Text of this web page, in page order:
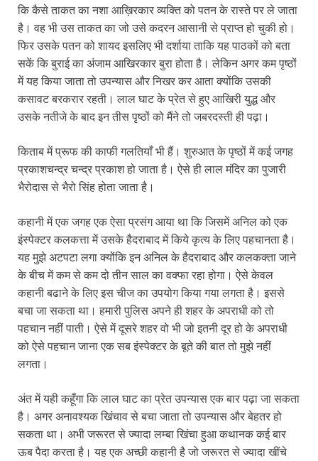
कि कैसे ताकत का नशा आख़िरकार व्यक्ति को पतन के रास्ते पर ले जाता
है। वह भी उस ताकत का जो उसे कदरन आसानी से प्राप्त हो चुकी हो।
फिर उसके पतन को शायद इसलिए भी दर्शाया ताकि यह पाठकों को बता
सकें कि बुराई का अंजाम आखिरकार बुरा होता है। लेकिन अगर कम पृष्ठों
में यह किया जाता तो उपन्यास और निखर कर आता क्योंकि उसकी
कसावट बरकरार रहती। लाल घाट के प्रेत से हुए आखिरी युद्ध और
उसके नतीजे के बाद इन तीस पृष्ठों को मैंने तो जबरदस्ती ही पढ़ा।
किताब में प्रूफ की काफी गलतियाँ भी हैं। शुरुआत के पृष्ठों में कई जगह
प्रकाशचन्द्र चन्द्र प्रकाश हो जाता है। ऐसे ही लाल मंदिर का पुजारी
भैरोदास से भैरो सिंह होता जाता है।
कहानी में एक जगह एक ऐसा प्रसंग आया था कि जिसमें अनिल को एक
इंस्पेक्टर कलकत्ता में उसके हैदराबाद में किये कृत्य के लिए पहचानता है।
यह मुझे अटपटा लगा क्योंकि इन अनिल के हैदराबाद और कलकक्ता जाने
के बीच में कम से कम दो तीन साल का वक्फा रहा होगा। ऐसे केवल
कहानी बढाने के लिए इस चीज का उपयोग किया गया लगता है। इससे
बचा जा सकता था। हमारी पुलिस अपने ही शहर के अपराधी को तो
पहचान नहीं पाती। ऐसे में दूसरे शहर वो भी जो इतनी दूर हो के अपराधी
को ऐसे पहचान जाना एक सब इंस्पेक्टर के बूते की बात तो मुझे नहीं
लगता।
अंत में यही कहूँगा कि लाल घाट का प्रेत उपन्यास एक बार पढ़ा जा सकता
है। अगर अनावश्यक खिंचाव से बचा जाता तो उपन्यास और बेहतर हो
सकता था। अभी जरूरत से ज्यादा लम्बा खिंचा हुआ कथानक कई बार
ऊब पैदा करता है। यह एक अच्छी कहानी है जो जरूरत से ज्यादा खींचे